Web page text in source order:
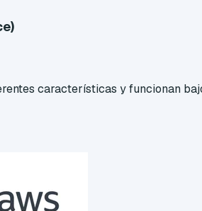
características y funcionan